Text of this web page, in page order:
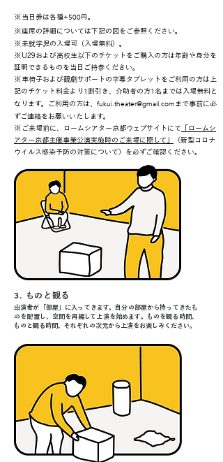
※当日券は各種+500円。
※座席の詳細については下記の図をご参照ください。
※未就学児の入場可（入場無料）。
※U29および高校生以下のチケットをご購入の方は年齢や身分を
証明できるものを当日ご持参ください。
※車椅子および観劇サポートの字幕タブレットをご利用の方は上
記のチケット料金より 1 割引き、介助者の方1 名までは入場無料と
なります。ご利用の方は、 fukui.theater@gmail.com まで事前に必
ずご連絡をお願いいたします。
※ご来場前に、ロームシアター京都ウェブサイトにて 「ロームシ
アター京都主催事業公演実施時のご来場に際して」
（新型コロナ
ウイルス感染予防の対策について）を必ずご確認ください。
3. ものと観る
出演者が「部屋」に入ってきます。自分の部屋から持ってきたも
のを配置し、空間を再編して上演を始めます。ものを観る時間、
ものと観る時間、それぞれの次元から上演をお楽しみください。